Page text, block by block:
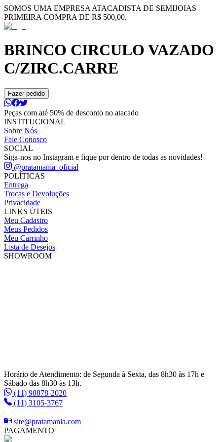
SOMOS UMA EMPRESA ATACADISTA DE SEMIJOIAS |
PRIMEIRA COMPRA DE R$ 500,00.
BRINCO CIRCULO VAZADO
C/ZIRC.CARRE
Fazer pedido
Peças com até 50% de desconto no atacado
INSTITUCIONAL
Sobre Nós
Fale Conosco
SOCIAL
Siga-nos no Instagram e fique por dentro de todas as novidades!
@pratamania_oficial
POLÍTICAS
Entrega
Trocas e Devoluções
Privacidade
LINKS ÚTEIS
Meu Cadastro
Meus Pedidos
Meu Carrinho
Lista de Desejos
SHOWROOM
Horário de Atendimento: de Segunda à Sexta, das 8h30 às 17h e
Sábado das 8h30 às 13h.
(11) 98878-2020
(11) 3105-3767
site@pratamania.com
PAGAMENTO